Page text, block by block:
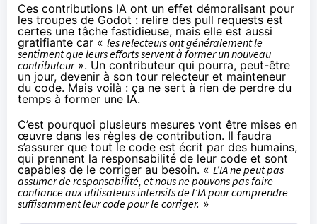
Ces contributions IA ont un effet démoralisant pour
les troupes de Godot : relire des pull requests est
certes une tâche fastidieuse, mais elle est aussi
gratifiante car « les relecteurs ont généralement le
sentiment que leurs efforts servent à former un nouveau
contributeur». Un contributeur qui pourra, peut-être
un jour, devenir à son tour relecteur et mainteneur
du code. Mais voilà : ça ne sert à rien de perdre du
temps à former une IA.
C’est pourquoi plusieurs mesures vont être mises en
œuvre dans les règles de contribution. Il faudra
s’assurer que tout le code est écrit par des humains,
qui prennent la responsabilité de leur code et sont
capables de le corriger au besoin. « L’IA ne peut pas
assumer de responsabilité, et nous ne pouvons pas faire
confiance aux utilisateurs intensifs de l’IA pour comprendre
suffisamment leur code pour le corriger. »